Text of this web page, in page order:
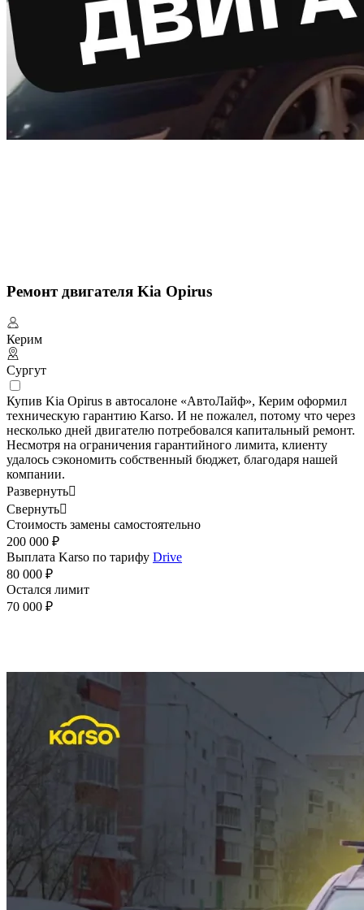
Ремонт двигателя Kia Opirus
Керим
Сургут
Купив Kia Opirus в автосалоне «АвтоЛайф», Керим оформил
техническую гарантию Karso. И не пожалел, потому что через
несколько дней двигателю потребовался капитальный ремонт.
Несмотря на ограничения гарантийного лимита, клиенту
удалось сэкономить собственный бюджет, благодаря нашей
компании.
Развернуть
Свернуть
Стоимость замены самостоятельно
200 000 ₽
Выплата Karso по тарифу Drive
80 000 ₽
Остался лимит
70 000 ₽